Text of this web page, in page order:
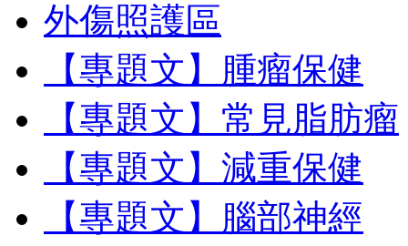
外傷照護區
【專題文】腫瘤保健
【專題文】常見脂肪瘤
【專題文】減重保健
【專題文】腦部神經